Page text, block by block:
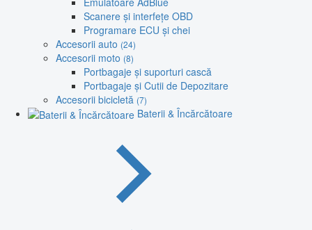
Scanere și interfețe OBD
Programare ECU și chei
Accesorii auto (24)
Accesorii moto (8)
Portbagaje și suporturi cască
Portbagaje și Cutii de Depozitare
Accesorii bicicletă (7)
Baterii & Încărcătoare